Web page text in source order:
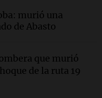
a San Cayetano
paz y trabajo
de la Cerveza:
de producir
murió una
de Abasto
que murió
de la ruta 19